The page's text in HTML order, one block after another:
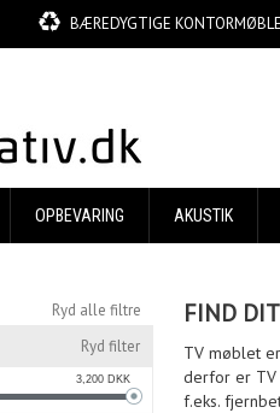
BÆREDYGTIGE
OPBEVARING AKUSTIK
Ryd alle filtre
Ryd filter
3,200DKK
FIND
TV møblet
derfor er TV
f.eks.